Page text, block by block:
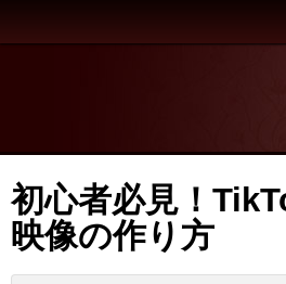
初心者必見！
映像の作り方